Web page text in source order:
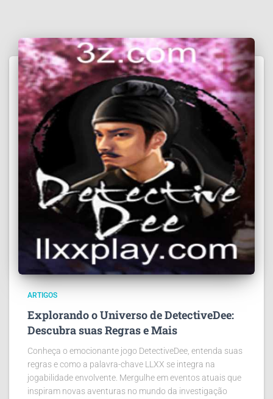
ARTIGOS
Explorando o Universo de DetectiveDee:
Descubra suas Regras e Mais
Conheça o emocionante jogo DetectiveDee, entenda suas
regras e como a palavra-chave LLXX se integra na
jogabilidade envolvente. Mergulhe em eventos atuais que
inspiram novas aventuras no mundo da investigação